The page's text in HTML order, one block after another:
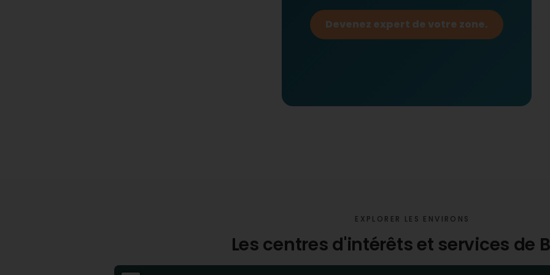
Devenez expert de votre zone.
EXPLORER LES ENVIRONS
Les centres d'intérêts et services de